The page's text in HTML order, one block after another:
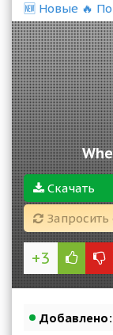
🆕 Новые 🔥
Скачать
+3
Добавлено: